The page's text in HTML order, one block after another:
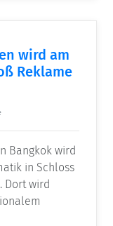
wird am
Reklame
Bangkok wird
in Schloss
Dort wird